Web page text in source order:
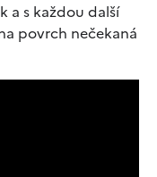
a s každou další
povrch nečekaná